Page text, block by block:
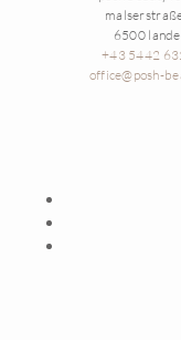
6500
+43 5442
office@posh-